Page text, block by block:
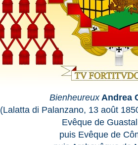
BienheureuxAndrea
(Lalatta di Palanzano, 13 août
Evêque de
puis Evêque de